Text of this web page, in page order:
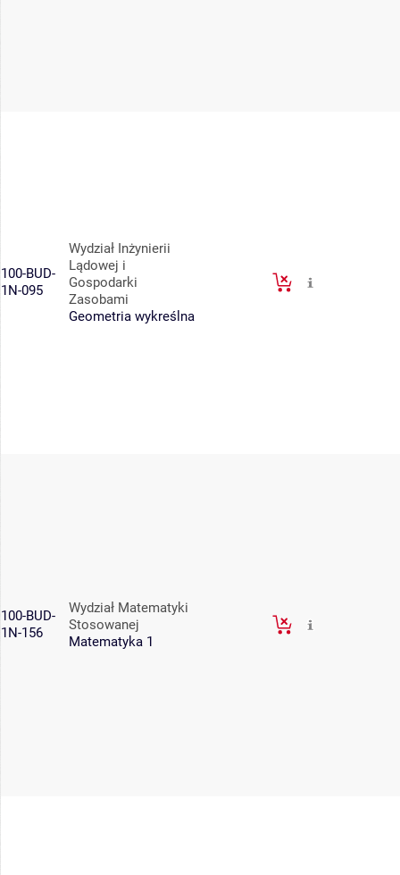
100-BUD-
1N-095
Wydział Inżynierii
Lądowej i
Gospodarki
Zasobami
Geometria wykreślna
100-BUD-
1N-156
Wydział Matematyki
Stosowanej
Matematyka 1